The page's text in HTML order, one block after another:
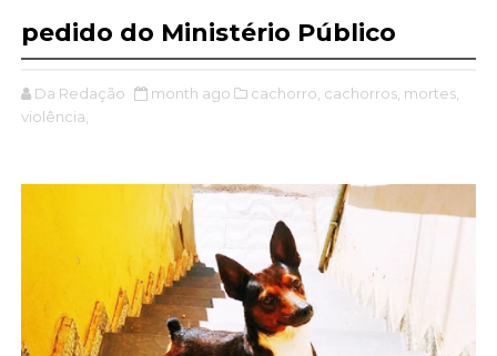
pedido do Ministério Público
Da Redação month ago cachorro, cachorros, mortes,
violência,